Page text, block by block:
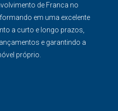
de Franca no
em uma excelente
a curto e longo prazos,
e garantindo a
próprio.